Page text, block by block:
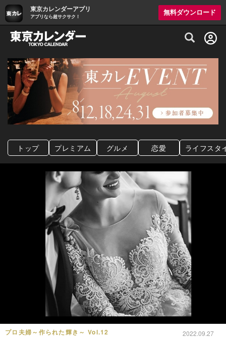
東京カレンダーアプリ
アプリなら超サクサク！
無料ダウンロード
グルメ情報・プレミアムレストラン予約
トップ プレミアム グルメ 恋愛 ライフスタ
プロ夫婦～作られた輝き～ Vol.12 2022.09.27